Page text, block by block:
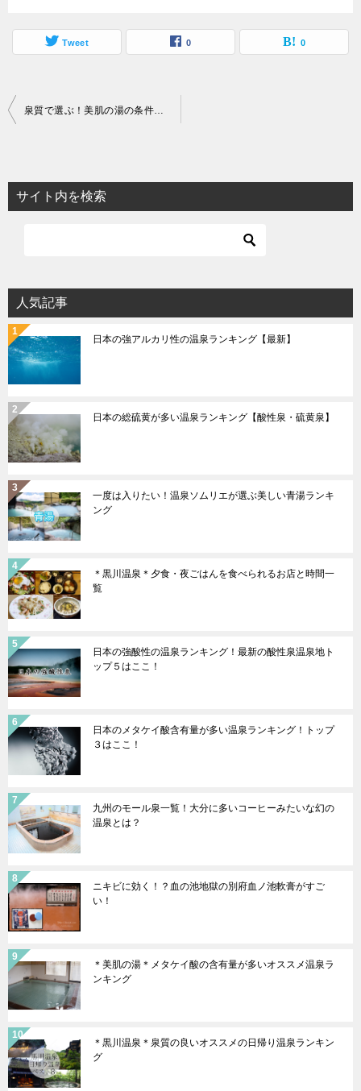
Tweet 0 0
投
ビ
ゲ
ョ
ン
泉質で選ぶ！美肌の湯の条件と本格派オススメ美肌温泉ランキング
サイト内を検索
人気記事
日本の強アルカリ性の温泉ランキング【最新】
日本の総硫黄が多い温泉ランキング【酸性泉・硫黄泉】
一度は入りたい！温泉ソムリエが選ぶ美しい青湯ランキ
ング
＊黒川温泉＊夕食・夜ごはんを食べられるお店と時間一
覧
日本の強酸性の温泉ランキング！最新の酸性泉温泉地ト
ップ５はここ！
日本のメタケイ酸含有量が多い温泉ランキング！トップ
３はここ！
九州のモール泉一覧！大分に多いコーヒーみたいな幻の
温泉とは？
ニキビに効く！？血の池地獄の別府血ノ池軟膏がすご
い！
＊美肌の湯＊メタケイ酸の含有量が多いオススメ温泉ラ
ンキング
＊黒川温泉＊泉質の良いオススメの日帰り温泉ランキン
グ